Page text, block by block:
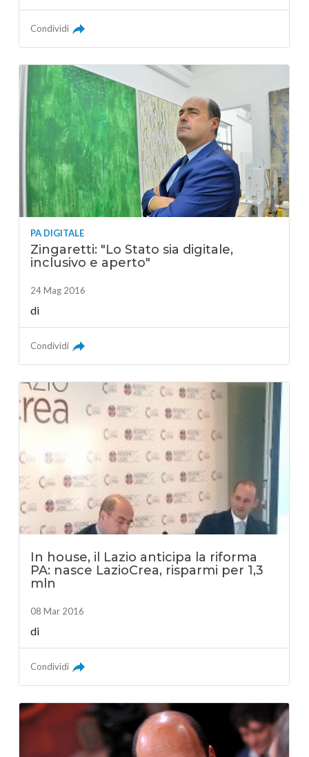
Condividi
PA DIGITALE
Zingaretti: "Lo Stato sia digitale,
inclusivo e aperto"
24 Mag 2016
di
Condividi
In house, il Lazio anticipa la riforma
PA: nasce LazioCrea, risparmi per 1,3
mln
08 Mar 2016
di
Condividi